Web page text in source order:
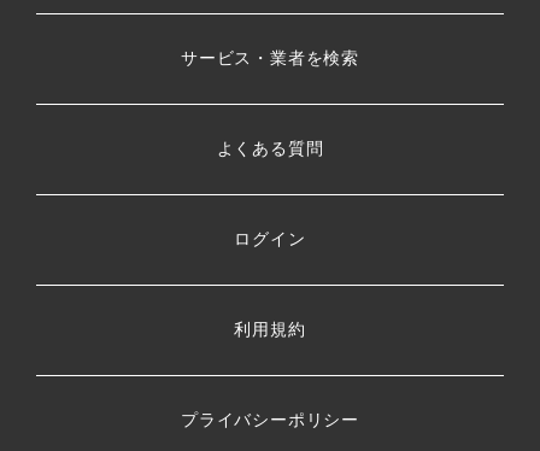
サービス・業者を検索
よくある質問
ログイン
利用規約
プライバシーポリシー